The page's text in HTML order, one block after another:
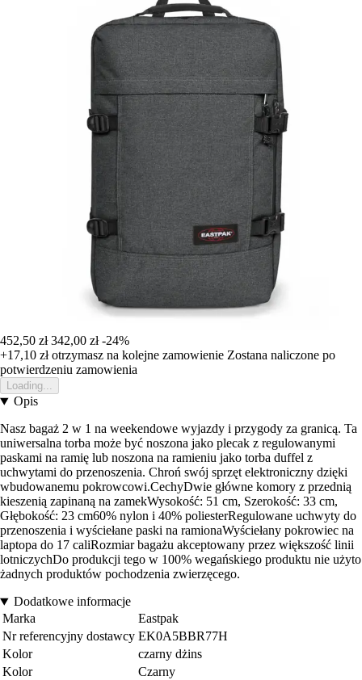
452,50 zł 342,00 zł -24%
+17,10 złotrzymasz na kolejne zamowienie Zostana naliczone po
potwierdzeniu zamowienia
Loading...
Opis
Nasz bagaż 2 w 1 na weekendowe wyjazdy i przygody za granicą. Ta
uniwersalna torba może być noszona jako plecak z regulowanymi
paskami na ramię lub noszona na ramieniu jako torba duffel z
uchwytami do przenoszenia. Chroń swój sprzęt elektroniczny dzięki
wbudowanemu pokrowcowi.CechyDwie główne komory z przednią
kieszenią zapinaną na zamekWysokość: 51 cm, Szerokość: 33 cm,
Głębokość: 23 cm60% nylon i 40% poliesterRegulowane uchwyty do
przenoszenia i wyściełane paski na ramionaWyściełany pokrowiec na
laptopa do 17 caliRozmiar bagażu akceptowany przez większość linii
lotniczychDo produkcji tego w 100% wegańskiego produktu nie użyto
żadnych produktów pochodzenia zwierzęcego.
Dodatkowe informacje
Marka
Eastpak
Nr referencyjny dostawcy EK0A5BBR77H
Kolor
czarny dżins
Kolor
Czarny